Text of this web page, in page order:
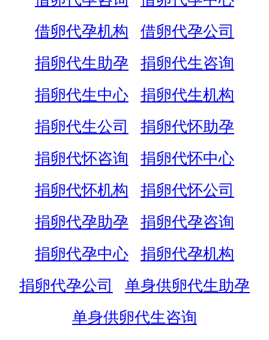
借卵代孕机构
借卵代孕公司
捐卵代生助孕
捐卵代生咨询
捐卵代生中心
捐卵代生机构
捐卵代生公司
捐卵代怀助孕
捐卵代怀咨询
捐卵代怀中心
捐卵代怀机构
捐卵代怀公司
捐卵代孕助孕
捐卵代孕咨询
捐卵代孕中心
捐卵代孕机构
捐卵代孕公司
单身供卵代生助孕
单身供卵代生咨询